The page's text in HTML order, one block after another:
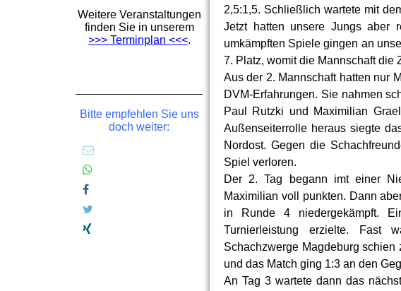
2,5:1,5. Schließlich wartete mit
Jetzt hatten unsere Jungs aber
umkämpften Spiele gingen an
7. Platz, womit die Mannschaft die
Aus der 2. Mannschaft hatten nur
DVM-Erfahrungen. Sie nahmen
Paul Rutzki und Maximilian
Außenseiterrolle heraus siegte
Nordost. Gegen die
Spiel verloren.
Der 2. Tag begann imt einer
Maximilian voll punkten. Dann
in Runde 4 niedergekämpft.
Turnierleistung erzielte. Fast
Schachzwerge Magdeburg
und das Match ging 1:3 an den
An Tag 3 wartete dann das
Weitere Veranstaltungen
finden Sie in unserem
>>> Terminplan <<<.
Bitte empfehlen Sie uns
doch weiter: